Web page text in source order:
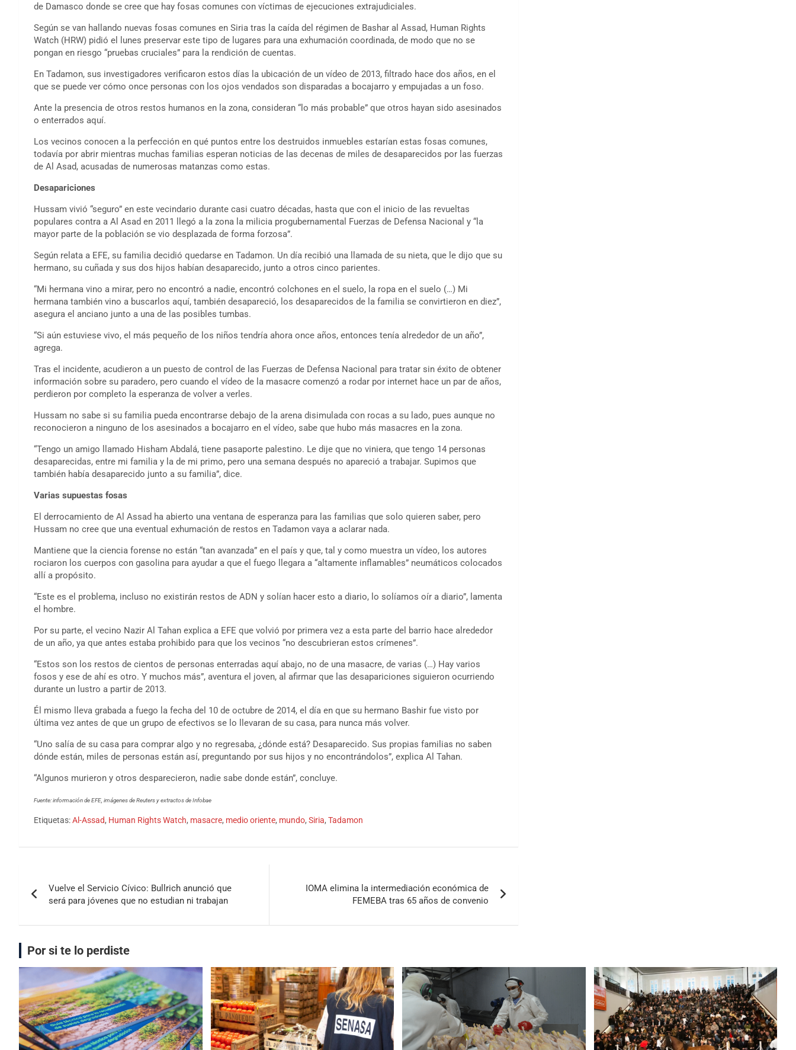
de Damasco donde se cree que hay fosas comunes con víctimas de ejecuciones extrajudiciales.
Según se van hallando nuevas fosas comunes en Siria tras la caída del régimen de Bashar al Assad, Human Rights
Watch (HRW) pidió el lunes preservar este tipo de lugares para una exhumación coordinada, de modo que no se
pongan en riesgo “pruebas cruciales” para la rendición de cuentas.
En Tadamon, sus investigadores verificaron estos días la ubicación de un vídeo de 2013, filtrado hace dos años, en el
que se puede ver cómo once personas con los ojos vendados son disparadas a bocajarro y empujadas a un foso.
Ante la presencia de otros restos humanos en la zona, consideran “lo más probable” que otros hayan sido asesinados
o enterrados aquí.
Los vecinos conocen a la perfección en qué puntos entre los destruidos inmuebles estarían estas fosas comunes,
todavía por abrir mientras muchas familias esperan noticias de las decenas de miles de desaparecidos por las fuerzas
de Al Asad, acusadas de numerosas matanzas como estas.
Desapariciones
Hussam vivió “seguro” en este vecindario durante casi cuatro décadas, hasta que con el inicio de las revueltas
populares contra a Al Asad en 2011 llegó a la zona la milicia progubernamental Fuerzas de Defensa Nacional y “la
mayor parte de la población se vio desplazada de forma forzosa”.
Según relata a EFE, su familia decidió quedarse en Tadamon. Un día recibió una llamada de su nieta, que le dijo que su
hermano, su cuñada y sus dos hijos habían desaparecido, junto a otros cinco parientes.
“Mi hermana vino a mirar, pero no encontró a nadie, encontró colchones en el suelo, la ropa en el suelo (…) Mi
hermana también vino a buscarlos aquí, también desapareció, los desaparecidos de la familia se convirtieron en diez”,
asegura el anciano junto a una de las posibles tumbas.
“Si aún estuviese vivo, el más pequeño de los niños tendría ahora once años, entonces tenía alrededor de un año”,
agrega.
Tras el incidente, acudieron a un puesto de control de las Fuerzas de Defensa Nacional para tratar sin éxito de obtener
información sobre su paradero, pero cuando el vídeo de la masacre comenzó a rodar por internet hace un par de años,
perdieron por completo la esperanza de volver a verles.
Hussam no sabe si su familia pueda encontrarse debajo de la arena disimulada con rocas a su lado, pues aunque no
reconocieron a ninguno de los asesinados a bocajarro en el vídeo, sabe que hubo más masacres en la zona.
“Tengo un amigo llamado Hisham Abdalá, tiene pasaporte palestino. Le dije que no viniera, que tengo 14 personas
desaparecidas, entre mi familia y la de mi primo, pero una semana después no apareció a trabajar. Supimos que
también había desaparecido junto a su familia”, dice.
Varias supuestas fosas
El derrocamiento de Al Assad ha abierto una ventana de esperanza para las familias que solo quieren saber, pero
Hussam no cree que una eventual exhumación de restos en Tadamon vaya a aclarar nada.
Mantiene que la ciencia forense no están “tan avanzada” en el país y que, tal y como muestra un vídeo, los autores
rociaron los cuerpos con gasolina para ayudar a que el fuego llegara a “altamente inflamables” neumáticos colocados
allí a propósito.
“Este es el problema, incluso no existirán restos de ADN y solían hacer esto a diario, lo solíamos oír a diario”, lamenta
el hombre.
Por su parte, el vecino Nazir Al Tahan explica a EFE que volvió por primera vez a esta parte del barrio hace alrededor
de un año, ya que antes estaba prohibido para que los vecinos “no descubrieran estos crímenes”.
“Estos son los restos de cientos de personas enterradas aquí abajo, no de una masacre, de varias (…) Hay varios
fosos y ese de ahí es otro. Y muchos más”, aventura el joven, al afirmar que las desapariciones siguieron ocurriendo
durante un lustro a partir de 2013.
Él mismo lleva grabada a fuego la fecha del 10 de octubre de 2014, el día en que su hermano Bashir fue visto por
última vez antes de que un grupo de efectivos se lo llevaran de su casa, para nunca más volver.
“Uno salía de su casa para comprar algo y no regresaba, ¿dónde está? Desaparecido. Sus propias familias no saben
dónde están, miles de personas están así, preguntando por sus hijos y no encontrándolos”, explica Al Tahan.
“Algunos murieron y otros desparecieron, nadie sabe donde están”, concluye.
Fuente: información de EFE, imágenes de Reuters y extractos de Infobae
Etiquetas:Al-Assad, Human Rights Watch, masacre, medio oriente, mundo, Siria, Tadamon
Vuelve el Servicio Cívico: Bullrich anunció que
será para jóvenes que no estudian ni trabajan
IOMA elimina la intermediación económica de
FEMEBA tras 65 años de convenio
Por si te lo perdiste